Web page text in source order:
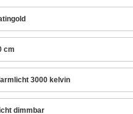
cm
3000 kelvin
dimmbar